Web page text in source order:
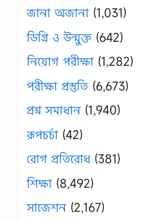
জানা অজানা (1,031)
ডিগ্রি ও উন্মুক্ত (642)
নিয়োগ পরীক্ষা (1,282)
পরীক্ষা প্রস্তুতি (6,673)
প্রশ্ন সমাধান (1,940)
রূপচর্চা (42)
রোগ প্রতিরোধ(381)
শিক্ষা (8,492)
সাজেশন (2,167)